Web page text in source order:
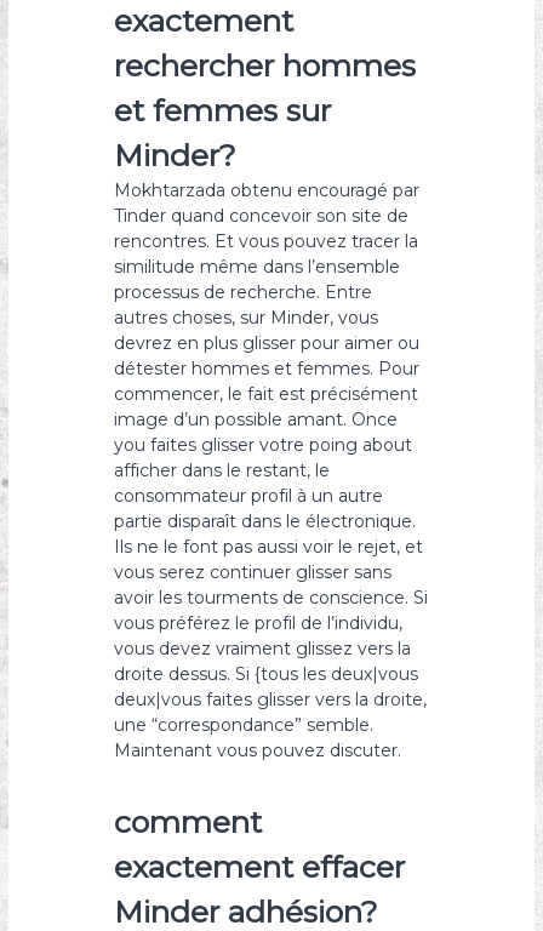
exactement
rechercher hommes
et femmes sur
Minder?
Mokhtarzada obtenu encouragé par
Tinder quand concevoir son site de
rencontres. Et vous pouvez tracer la
similitude même dans l’ensemble
processus de recherche. Entre
autres choses, sur Minder, vous
devrez en plus glisser pour aimer ou
détester hommes et femmes. Pour
commencer, le fait est précisément
image d’un possible amant. Once
you faites glisser votre poing about
afficher dans le restant, le
consommateur profil à un autre
partie disparaît dans le électronique.
Ils ne le font pas aussi voir le rejet, et
vous serez continuer glisser sans
avoir les tourments de conscience. Si
vous préférez le profil de l’individu,
vous devez vraiment glissez vers la
droite dessus. Si {tous les deux|vous
deux|vous faites glisser vers la droite,
une “correspondance” semble.
Maintenant vous pouvez discuter.
comment
exactement effacer
Minder adhésion?